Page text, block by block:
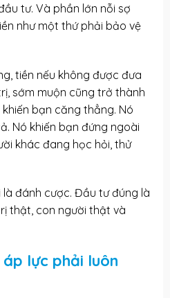
tư. Và phần lớn nỗi sợ
như một thứ phải bảo vệ
tiền nếu không được đưa
sớm muộn cũng trở thành
bạn căng thẳng. Nó
Nó khiến bạn đứng ngoài
khác đang học hỏi, thử
là đánh cược. Đầu tư đúng là
thật, con người thật và
lực phải luôn